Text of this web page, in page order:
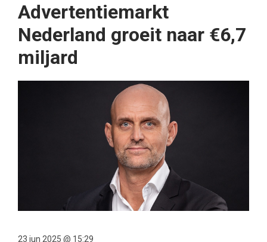
Advertentiemarkt
Nederland groeit naar €6,7
miljard
23 jun 2025 @ 15:29